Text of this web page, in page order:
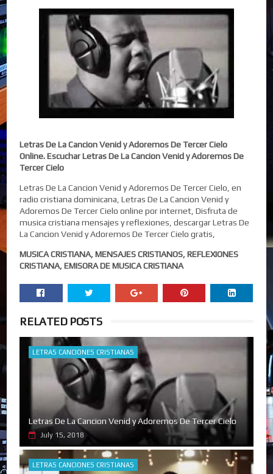
Letras De La Cancion Venid y Adoremos De Tercer Cielo
Online. Escuchar Letras De La Cancion Venid y Adoremos De
Tercer Cielo
Letras De La Cancion Venid y Adoremos De Tercer Cielo, en
radio cristiana dominicana, Letras De La Cancion Venid y
Adoremos De Tercer Cielo online por internet, Disfruta de
musica cristiana mensajes y reflexiones, descargar Letras De
La Cancion Venid y Adoremos De Tercer Cielo gratis,
MUSICA CRISTIANA, MENSAJES CRISTIANOS, REFLEXIONES
CRISTIANA, EMISORA DE MUSICA CRISTIANA
RELATED POSTS
LETRAS CANCIONES CRISTIANAS
Letras De La Cancion Venid y Adoremos De Tercer Cielo
July 15, 2018
LETRAS CANCIONES CRISTIANAS